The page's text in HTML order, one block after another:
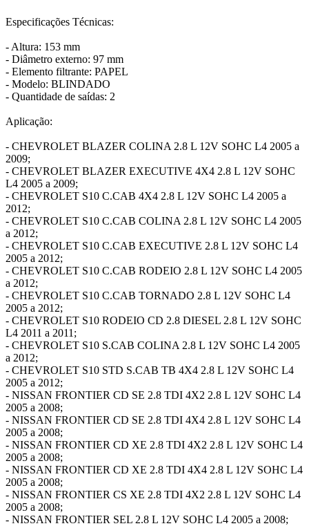
Especificações Técnicas:
- Altura: 153 mm
- Diâmetro externo: 97 mm
- Elemento filtrante: PAPEL
- Modelo: BLINDADO
- Quantidade de saídas: 2
Aplicação:
- CHEVROLET BLAZER COLINA 2.8 L 12V SOHC L4 2005 a
2009;
- CHEVROLET BLAZER EXECUTIVE 4X4 2.8 L 12V SOHC
L4 2005 a 2009;
- CHEVROLET S10 C.CAB 4X4 2.8 L 12V SOHC L4 2005 a
2012;
- CHEVROLET S10 C.CAB COLINA 2.8 L 12V SOHC L4 2005
a 2012;
- CHEVROLET S10 C.CAB EXECUTIVE 2.8 L 12V SOHC L4
2005 a 2012;
- CHEVROLET S10 C.CAB RODEIO 2.8 L 12V SOHC L4 2005
a 2012;
- CHEVROLET S10 C.CAB TORNADO 2.8 L 12V SOHC L4
2005 a 2012;
- CHEVROLET S10 RODEIO CD 2.8 DIESEL 2.8 L 12V SOHC
L4 2011 a 2011;
- CHEVROLET S10 S.CAB COLINA 2.8 L 12V SOHC L4 2005
a 2012;
- CHEVROLET S10 STD S.CAB TB 4X4 2.8 L 12V SOHC L4
2005 a 2012;
- NISSAN FRONTIER CD SE 2.8 TDI 4X2 2.8 L 12V SOHC L4
2005 a 2008;
- NISSAN FRONTIER CD SE 2.8 TDI 4X4 2.8 L 12V SOHC L4
2005 a 2008;
- NISSAN FRONTIER CD XE 2.8 TDI 4X2 2.8 L 12V SOHC L4
2005 a 2008;
- NISSAN FRONTIER CD XE 2.8 TDI 4X4 2.8 L 12V SOHC L4
2005 a 2008;
- NISSAN FRONTIER CS XE 2.8 TDI 4X2 2.8 L 12V SOHC L4
2005 a 2008;
- NISSAN FRONTIER SEL 2.8 L 12V SOHC L4 2005 a 2008;